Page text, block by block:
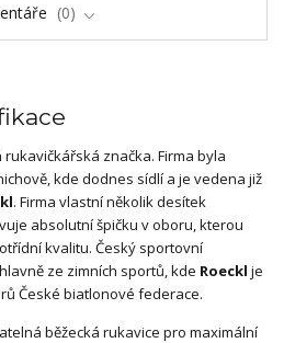
0
značka. Firma byla
kde dodnes sídlí a je vedena již
. Firma vlastní několik desítek
absolutní špičku v oboru, kterou
kvalitu. Český sportovní
hlavně ze zimních sportů, kde Roeckl je
České biatlonové federace.
běžecká rukavice pro maximální